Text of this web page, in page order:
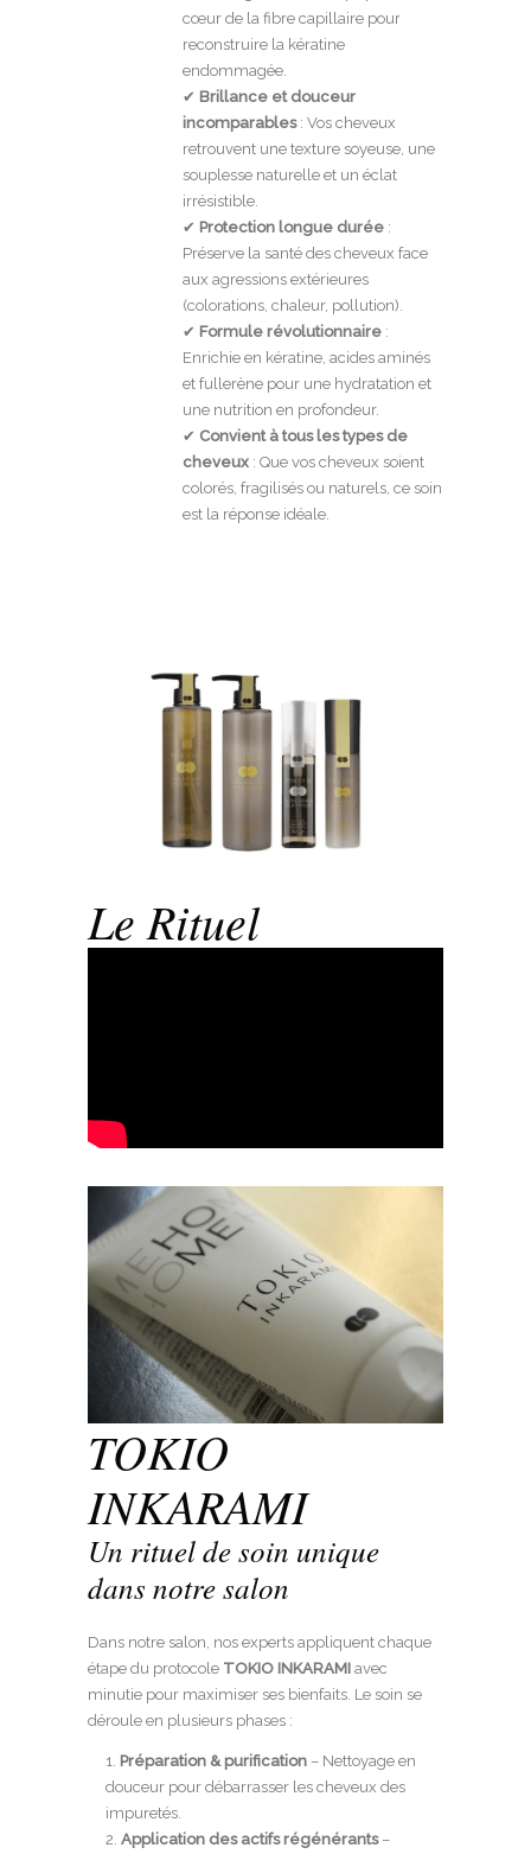
cœur de la fibre capillaire pour
reconstruire la kératine
endommagée.
✔ Brillance et douceur
incomparables: Vos cheveux
retrouvent une texture soyeuse, une
souplesse naturelle et un éclat
irrésistible.
✔ Protection longue durée :
Préserve la santé des cheveux face
aux agressions extérieures
(colorations, chaleur, pollution).
✔ Formule révolutionnaire :
Enrichie en kératine, acides aminés
et fullerène pour une hydratation et
une nutrition en profondeur.
✔ Convient à tous les types de
cheveux : Que vos cheveux soient
colorés, fragilisés ou naturels, ce soin
est la réponse idéale.
Le Rituel
TOKIO
INKARAMI
Un rituel de soin unique
dans notre salon
Dans notre salon, nos experts appliquent chaque
étape du protocole TOKIO INKARAMI avec
minutie pour maximiser ses bienfaits. Le soin se
déroule en plusieurs phases :
Préparation & purification – Nettoyage en
douceur pour débarrasser les cheveux des
impuretés.
Application des actifs régénérants–